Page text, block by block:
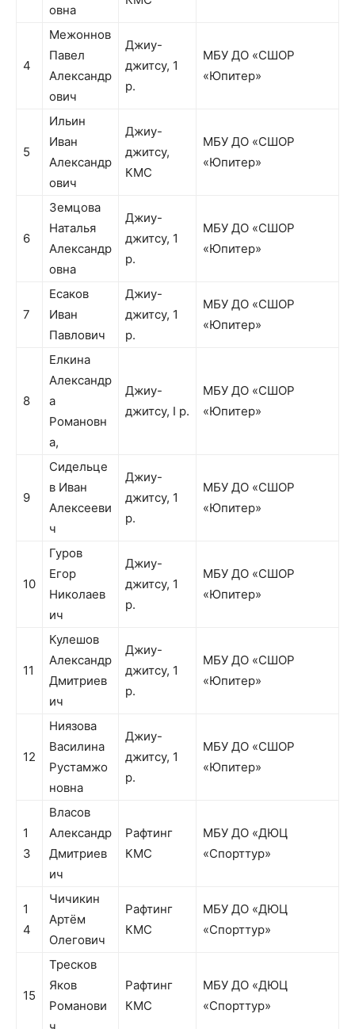
овна
4
Межоннов
Павел
Александр
ович
Джиу-
джитсу, 1
р.
МБУ ДО «СШОР
«Юпитер»
5
Ильин
Иван
Александр
ович
Джиу-
джитсу,
КМС
МБУ ДО «СШОР
«Юпитер»
6
Земцова
Наталья
Александр
овна
Джиу-
джитсу, 1
р.
МБУ ДО «СШОР
«Юпитер»
7
Есаков
Иван
Павлович
Джиу-
джитсу, 1
р.
МБУ ДО «СШОР
«Юпитер»
8
Елкина
Александр
а
Романовн
а,
Джиу-
джитсу, I р.
МБУ ДО «СШОР
«Юпитер»
9
Сидельце
в Иван
Алексееви
ч
Джиу-
джитсу, 1
р.
МБУ ДО «СШОР
«Юпитер»
10
Гуров
Егор
Николаев
ич
Джиу-
джитсу, 1
р.
МБУ ДО «СШОР
«Юпитер»
11
Кулешов
Александр
Дмитриев
ич
Джиу-
джитсу, 1
р.
МБУ ДО «СШОР
«Юпитер»
12
Ниязова
Василина
Рустамжо
новна
Джиу-
джитсу, 1
р.
МБУ ДО «СШОР
«Юпитер»
1
3
Власов
Александр
Дмитриев
ич
Рафтинг
КМС
МБУ ДО «ДЮЦ
«Спорттур»
1
4
Чичикин
Артём
Олегович
Рафтинг
КМС
МБУ ДО «ДЮЦ
«Спорттур»
15
Тресков
Яков
Романови
Рафтинг
КМС
МБУ ДО «ДЮЦ
«Спорттур»